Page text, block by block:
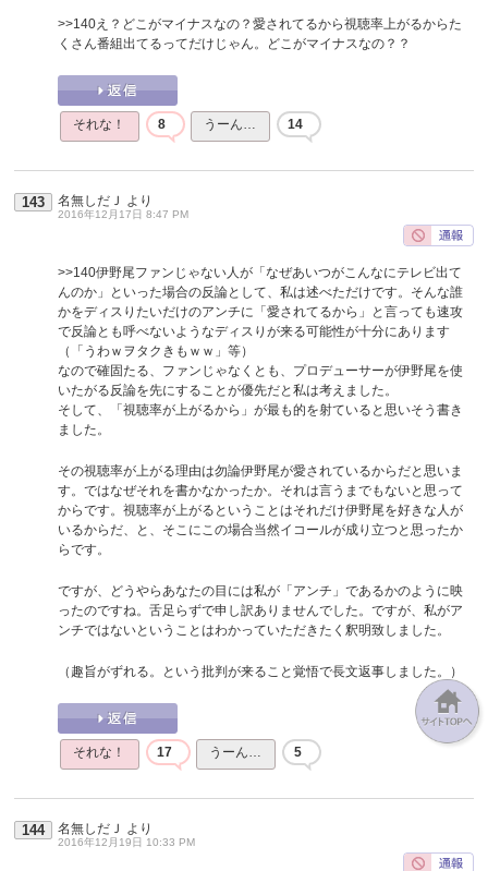
>>140え？どこがマイナスなの？愛されてるから視聴率上がるからた
くさん番組出てるってだけじゃん。どこがマイナスなの？？
それな！ 8 うーん… 14
143 名無しだＪ より
2016年12月17日 8:47 PM
>>140伊野尾ファンじゃない人が「なぜあいつがこんなにテレビ出て
んのか」といった場合の反論として、私は述べただけです。そんな誰
かをディスりたいだけのアンチに「愛されてるから」と言っても速攻
で反論とも呼べないようなディスりが来る可能性が十分にあります
（「うわｗヲタクきもｗｗ」等）
なので確固たる、ファンじゃなくとも、プロデューサーが伊野尾を使
いたがる反論を先にすることが優先だと私は考えました。
そして、「視聴率が上がるから」が最も的を射ていると思いそう書き
ました。
その視聴率が上がる理由は勿論伊野尾が愛されているからだと思いま
す。ではなぜそれを書かなかったか。それは言うまでもないと思って
からです。視聴率が上がるということはそれだけ伊野尾を好きな人が
いるからだ、と、そこにこの場合当然イコールが成り立つと思ったか
らです。
ですが、どうやらあなたの目には私が「アンチ」であるかのように映
ったのですね。舌足らずで申し訳ありませんでした。ですが、私がア
ンチではないということはわかっていただきたく釈明致しました。
（趣旨がずれる。という批判が来ること覚悟で長文返事しました。）
それな！ 17 うーん… 5
144 名無しだＪ より
2016年12月19日 10:33 PM